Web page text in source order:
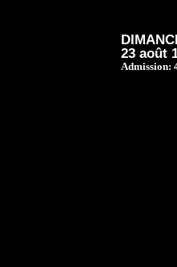
23 août
Admission: